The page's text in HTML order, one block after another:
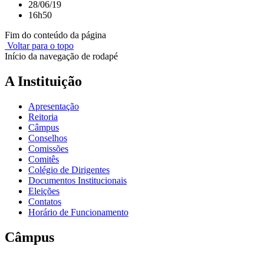
28/06/19
16h50
Fim do conteúdo da página
Voltar para o topo
Início da navegação de rodapé
A Instituição
Apresentação
Reitoria
Câmpus
Conselhos
Comissões
Comitês
Colégio de Dirigentes
Documentos Institucionais
Eleições
Contatos
Horário de Funcionamento
Câmpus